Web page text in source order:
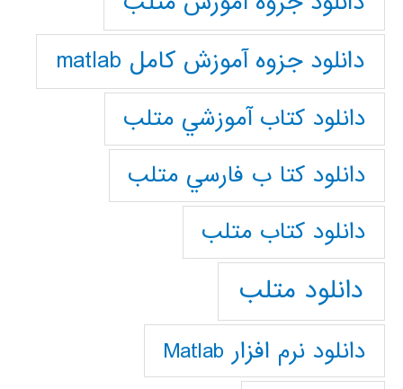
دانلود جزوه آموزش کامل matlab
دانلود كتاب آموزشي متلب
دانلود كتا ب فارسي متلب
دانلود كتاب متلب
دانلود متلب
دانلود نرم افزار Matlab